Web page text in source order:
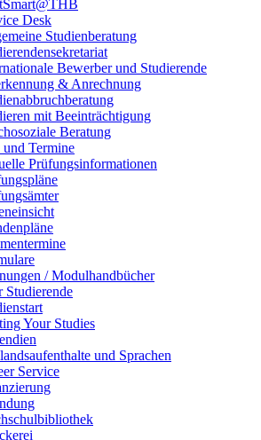
Desk
Studienberatung
Bewerber und Studierende
& Anrechnung
mit Beeinträchtigung
Beratung
Termine
Prüfungsinformationen
/ Modulhandbücher
Studierende
Your Studies
und Sprachen
Service